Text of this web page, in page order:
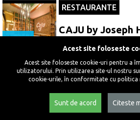
RESTAURANTE
CAJU by Joseph
Camino Cluj
Acest site foloseste
Acest site foloseste cookie-uri pentru a
utilizatorului. Prin utilizarea site-ul nostru
cookie-urile, în conformitate cu politica
Sunt de acord Citeste